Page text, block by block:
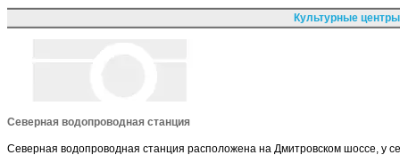
Культурные
Северная водопроводная станция
Северная водопроводная станция расположена на Дмитровском шоссе, у